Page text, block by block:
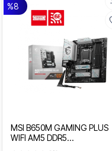
%8
MSI B650M GAMING PLUS
WIFI AM5 DDR5